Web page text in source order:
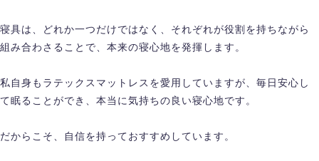
寝具は、どれか一つだけではなく、それぞれが役割を持ちながら
組み合わさることで、本来の寝心地を発揮します。
私自身もラテックスマットレスを愛用していますが、毎日安心し
て眠ることができ、本当に気持ちの良い寝心地です。
だからこそ、自信を持っておすすめしています。